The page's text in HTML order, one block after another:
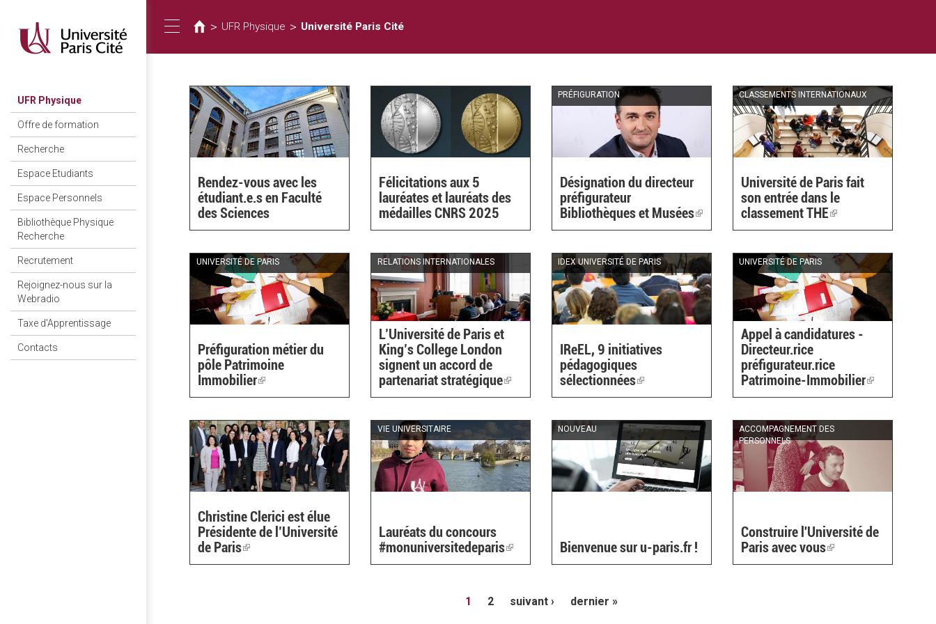
contenido
principal
UFR Physique
Offre de formation
Recherche
Espace Etudiants
Espace Personnels
Bibliothèque Physique
Recherche
Recrutement
Rejoignez-nous sur la
Webradio
Taxe d'Apprentissage
Contacts
Toggle
navigation
está
aquí
> UFR Physique > Université Paris Cité
Rendez-vous avec les
étudiant.e.s en Faculté
des Sciences
Félicitations aux 5
lauréates et lauréats des
médailles CNRS 2025
PRÉFIGURATION
Désignation du directeur
préfigurateur
Bibliothèques et Musées(link
is
CLASSEMENTS INTERNATIONAUX
Université de Paris fait
son entrée dans le
classement THE(link
is
UNIVERSITÉ DE PARIS
Préfiguration métier du
pôle Patrimoine
Immobilier(link
is
RELATIONS INTERNATIONALES
L’Université de Paris et
King’s College London
signent un accord de
partenariat stratégique(link
is
IDEX UNIVERSITÉ DE PARIS
IReEL, 9 initiatives
pédagogiques
sélectionnées(link
is
UNIVERSITÉ DE PARIS
Appel à candidatures -
Directeur.rice
préfigurateur.rice
Patrimoine-Immobilier(link
is
Christine Clerici est élue
Présidente de l’Université
de Paris(link
is
VIE UNIVERSITAIRE
Lauréats du concours
#monuniversitedeparis(link
is
NOUVEAU
Bienvenue sur u-paris.fr !
ACCOMPAGNEMENT DES
PERSONNELS
Construire l'Université de
Paris avec vous(link
is
1 2 suivant › dernier »